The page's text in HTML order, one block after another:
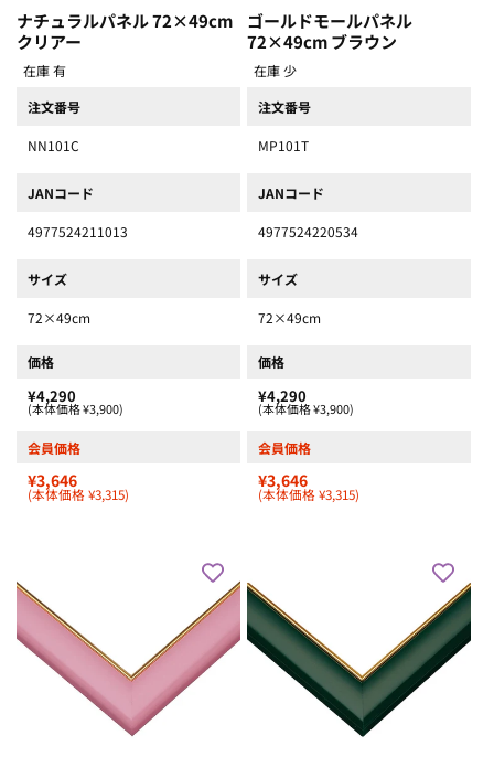
ナチュラルパネル 72×49cm
クリアー
在庫 有
注文番号
NN101C
JANコード
4977524211013
サイズ
72×49cm
価格
¥4,290
(本体価格 ¥3,900)
会員価格
¥3,646
(本体価格 ¥3,315)
ゴールドモールパネル
72×49cm ブラウン
在庫 少
注文番号
MP101T
JANコード
4977524220534
サイズ
72×49cm
価格
¥4,290
(本体価格 ¥3,900)
会員価格
¥3,646
(本体価格 ¥3,315)